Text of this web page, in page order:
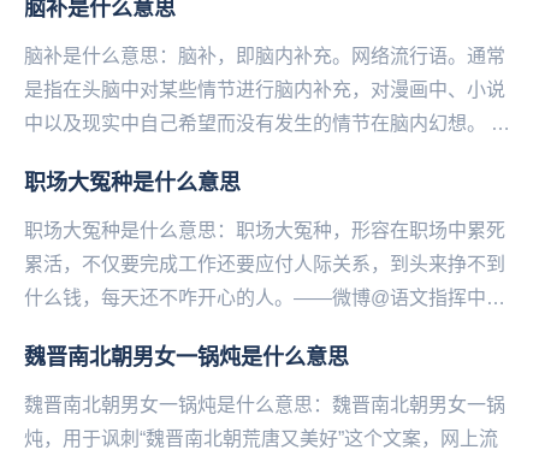
单...
脑补是什么意思
脑补是什么意思：脑补，即脑内补充。网络流行语。通常
是指在头脑中对某些情节进行脑内补充，对漫画中、小说
中以及现实中自己希望而没有发生的情节在脑内幻想。 脑
职场大冤种是什么意思
职场大冤种是什么意思：职场大冤种，形容在职场中累死
累活，不仅要完成工作还要应付人际关系，到头来挣不到
什么钱，每天还不咋开心的人。——微博@语文指挥中
魏晋南北朝男女一锅炖是什么意思
魏晋南北朝男女一锅炖是什么意思：魏晋南北朝男女一锅
炖，用于讽刺“魏晋南北朝荒唐又美好”这个文案，网上流